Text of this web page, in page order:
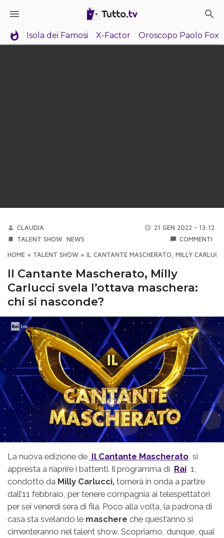
Isola dei Famosi X-Factor Oroscopo Paolo Fox
CLAUDIA
21 GEN 2022 - 13:12
TALENT SHOW NEWS COMMENTI
HOME » TALENT SHOW » IL CANTANTE MASCHERATO, MILLY
Il Cantante Mascherato, Milly
Carlucci svela l’ottava maschera:
chi si nasconde?
La nuova edizione de Il Cantante Mascherato si
appresta a riaprire i battenti. Il programma di Rai 1,
condotto da Milly Carlucci, tornerà in onda a partire
dall’11 febbraio, per tenere compagnia ai telespettatori
per sei venerdì sera di fila. Poco alla volta, la padrona di
casa sta svelando le maschere che quest’anno si
cimenteranno nel talent show. Scopriamo, dunque, qual